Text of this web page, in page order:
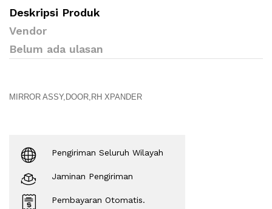
Deskripsi Produk
Vendor
Belum ada ulasan
MIRROR ASSY,DOOR,RH XPANDER
Pengiriman Seluruh Wilayah
Jaminan Pengiriman
Pembayaran Otomatis.